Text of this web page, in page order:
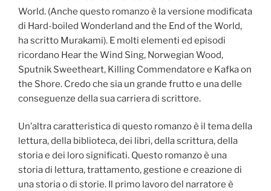
World. (Anche questo romanzo è la versione modificata
di Hard-boiled Wonderland and the End of the World,
ha scritto Murakami). E molti elementi ed episodi
ricordano Hear the Wind Sing, Norwegian Wood,
Sputnik Sweetheart, Killing Commendatore e Kafka on
the Shore. Credo che sia un grande frutto e una delle
conseguenze della sua carriera di scrittore.
Un’altra caratteristica di questo romanzo è il tema della
lettura, della biblioteca, dei libri, della scrittura, della
storia e dei loro significati. Questo romanzo è una
storia di lettura, trattamento, gestione e creazione di
una storia o di storie. Il primo lavoro del narratore è